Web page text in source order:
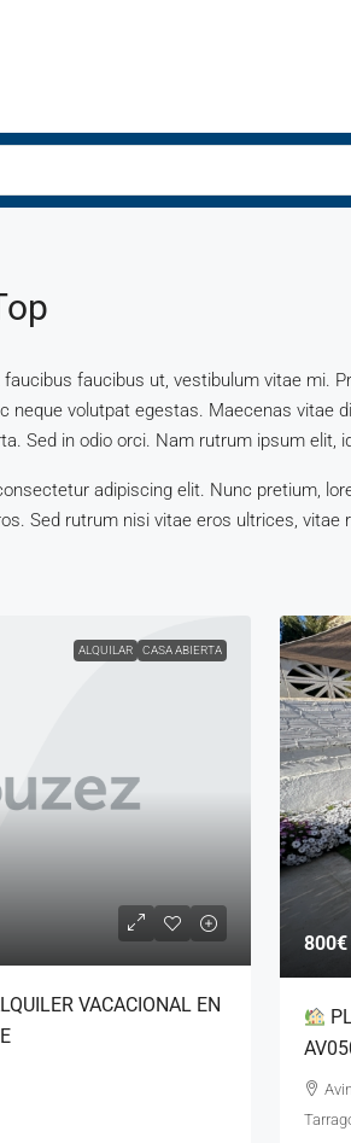
faucibus ut, vestibulum vitae mi.
neque volutpat egestas. Maecenas vitae
Sed in odio orci. Nam rutrum ipsum elit,
adipiscing elit. Nunc pretium,
Sed rutrum nisi vitae eros ultrices, vitae
ALQUILAR CASA ABIERTA
VACACIONAL EN
800€
en venta en Port – Horta de Santa
Platja de L'Horta de Santa María, Cambrils, Baix
Camp, Tarragona, Catalunya, 43850, España
122 m2
RESIDENCIAL